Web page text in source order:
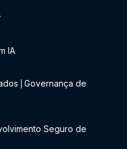
IA
Governança de
Seguro de